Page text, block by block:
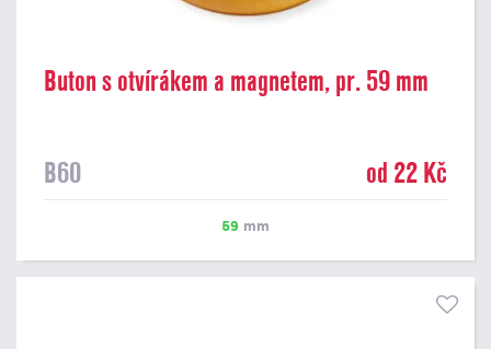
Buton s otvírákem a magnetem, pr. 59 mm
B60 od 22 Kč
59 mm